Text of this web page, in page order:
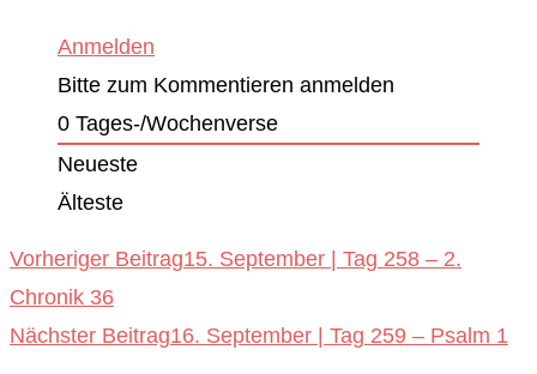
Anmelden
Bitte zum Kommentieren anmelden
0 Tages-/Wochenverse
Neueste
Älteste
Weitere
Artikel
Vorheriger Beitrag15. September | Tag 258 – 2.
Chronik 36
Nächster Beitrag16. September | Tag 259 – Psalm 1